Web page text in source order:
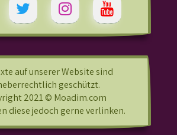
auf unserer Website sind
geschützt.
2021 © Moadim.com
diese jedoch gerne verlinken.